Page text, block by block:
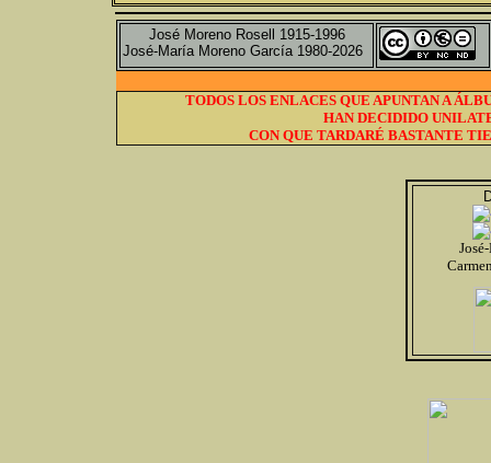
José Moreno Rosell 1915-1996
José-María Moreno García 1980-2026
TODOS LOS ENLACES QUE APUNTAN A
HAN DECIDIDO
CON QUE TARDARÉ BASTANTE